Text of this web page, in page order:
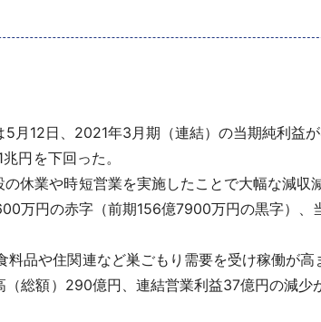
月12日、2021年3月期（連結）の当期純利益
円を下回った。
休業や時短営業を実施したことで大幅な減収
万円の赤字（前期156億7900万円の黒字）、
品や住関連など巣ごもり需要を受け稼働が高
総額）290億円、連結営業利益37億円の減少